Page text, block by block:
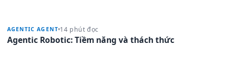
AGENTIC AGENT 14 phút đọc
Agentic Robotic: Tiềm năng và thách thức